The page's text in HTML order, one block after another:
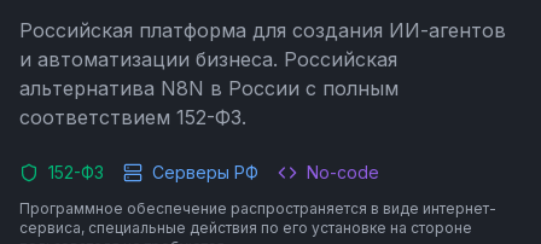
Российская платформа для создания ИИ-агентов
и автоматизации бизнеса. Российская
альтернатива N8N в России с полным
соответствием 152-ФЗ.
152-ФЗ Серверы РФ No-code
Программное обеспечение распространяется в виде интернет-
сервиса, специальные действия по его установке на стороне